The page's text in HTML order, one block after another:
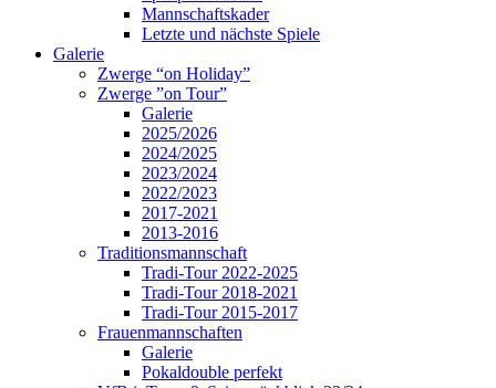
Mannschaftskader
Letzte und nächste Spiele
Galerie
Zwerge “on Holiday”
Zwerge ”on Tour”
Galerie
2025/2026
2024/2025
2023/2024
2022/2023
2017-2021
2013-2016
Traditionsmannschaft
Tradi-Tour 2022-2025
Tradi-Tour 2018-2021
Tradi-Tour 2015-2017
Frauenmannschaften
Galerie
Pokaldouble perfekt